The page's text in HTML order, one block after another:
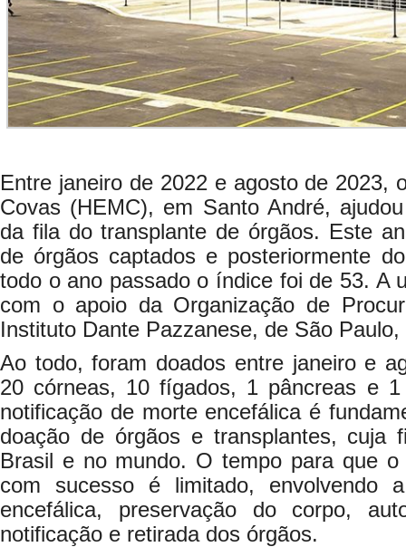
Entre janeiro de 2022 e agosto de 2023,
Covas (HEMC), em Santo André,
da fila do transplante de órgãos. Este
de órgãos captados e posteriormente
todo o ano passado o índice foi de 53. A
com o apoio da Organização de
Instituto Dante Pazzanese, de São
Ao todo, foram doados entre janeiro e
20 córneas, 10 fígados, 1 pâncreas e
notificação de morte encefálica é
doação de órgãos e transplantes, cuja
Brasil e no mundo. O tempo para que o
com sucesso é limitado, envolvendo
encefálica, preservação do corpo,
notificação e retirada dos órgãos.